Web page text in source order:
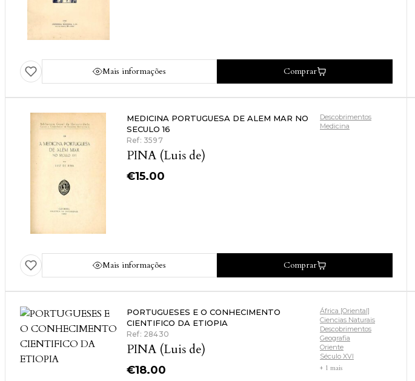
Mais informações Comprar
MEDICINA PORTUGUESA DE ALEM MAR NO
SECULO 16
Ref: 3597
PINA (Luis de)
€15.00
Descobrimentos
Medicina
Mais informações Comprar
PORTUGUESES E O CONHECIMENTO
CIENTIFICO DA ETIOPIA
Ref: 28430
PINA (Luis de)
€18.00
África [Oriental]
Ciencias Naturais
Descobrimentos
Geografia
Oriente
Século XVI
+ 1 mais